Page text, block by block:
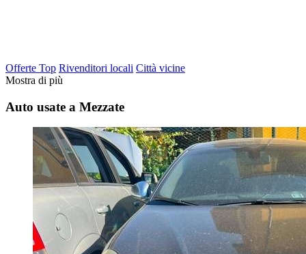
Offerte Top Rivenditori locali Città vicine
Mostra di più
Auto usate a Mezzate